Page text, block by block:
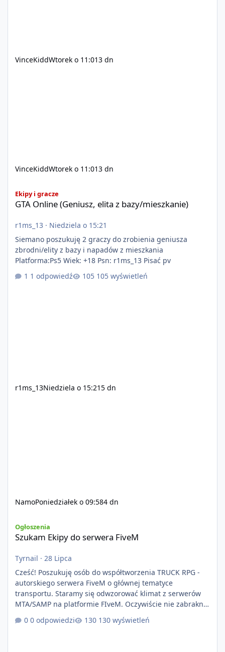
VinceKiddWtorek o 11:013 dn
VinceKiddWtorek o 11:013 dn
Ekipy i gracze
GTA Online (Geniusz, elita z bazy/mieszkanie)
r1ms_13 · Niedziela o 15:21
Siemano poszukuję 2 graczy do zrobienia geniusza
zbrodni/elity z bazy i napadów z mieszkania
Platforma:Ps5 Wiek: +18 Psn: r1ms_13 Pisać pv
1 odpowiedź
105 wyświetleń
r1ms_13Niedziela o 15:215 dn
NamoPoniedziałek o 09:584 dn
Ogłoszenia
Szukam Ekipy do serwera FiveM
Tyrnail · 28 Lipca
Cześć! Poszukuję osób do współtworzenia TRUCK RPG -
autorskiego serwera FiveM o głównej tematyce
transportu. Staramy się odwzorować klimat z serwerów
MTA/SAMP na platformie FIveM. Oczywiście nie zabraknie
kontentu dla graczy którzy chcą robić coś innego niż
jeździć ciężarówką. Projekt tworzony jest od podstaw z
0 odpowiedzi 130 wyświetleń